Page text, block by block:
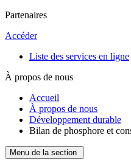
Partenaires
Accéder
Liste des services en ligne
À propos de nous
Accueil
À propos de nous
Développement durable
Bilan de phosphore et
Menu de la section